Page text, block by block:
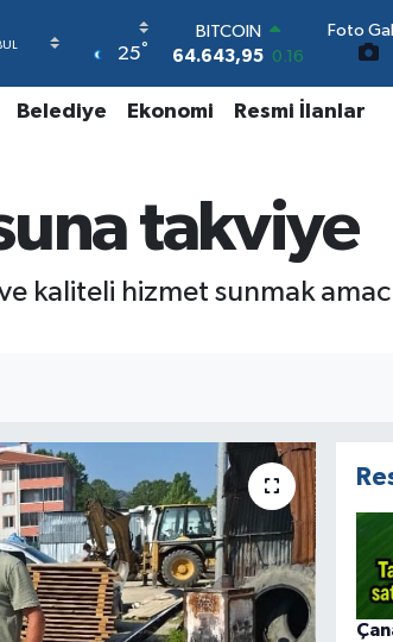
25°
BITCOIN
64.643,95 0.16
47,6006 0.06
64,2398
0.2
GRAM ALTIN
0.12
BİST100
13.799
70
Foto
Belediye Ekonomi Resmi İlanlar
takviye
kaliteli hizmet sunmak